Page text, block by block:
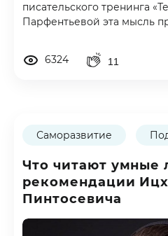
писательского тренинга
Парфентьевой эта мысль
6324 11
Саморазвитие
Что читают умные
рекомендации
Пинтосевича